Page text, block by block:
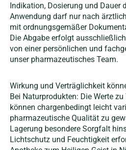
Indikation, Dosierung und Dauer
Anwendung darf nur nach
mit ordnungsgemäßer
Die Abgabe erfolgt
von einer persönlichen und
unser pharmazeutisches Team.
Wirkung und Verträglichkeit
Bei Naturprodukten: Die Werte zu
können chargenbedingt leicht
pharmazeutische Qualität zu
Lagerung besondere Sorgfalt
Lichtschutz und Feuchtigkeit